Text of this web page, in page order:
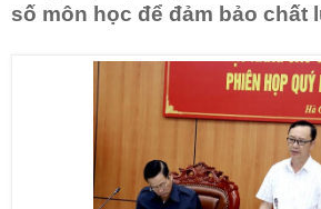
số môn học để đảm bảo chất